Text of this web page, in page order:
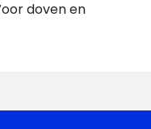
doven en